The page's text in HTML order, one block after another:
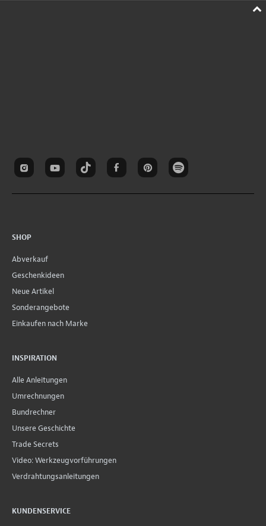
SHOP
Abverkauf
Geschenkideen
Neue Artikel
Sonderangebote
Einkaufen nach Marke
INSPIRATION
Alle Anleitungen
Umrechnungen
Bundrechner
Unsere Geschichte
Trade Secrets
Video: Werkzeugvorführungen
Verdrahtungsanleitungen
KUNDENSERVICE